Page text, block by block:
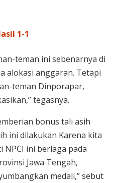
1-1
teman ini sebenarnya di
alokasi anggaran. Tetapi
teman Dinporapar,
tegasnya.
bonus tali asih
ini dilakukan Karena kita
NPCI ini berlaga pada
Jawa Tengah,
medali,” sebut